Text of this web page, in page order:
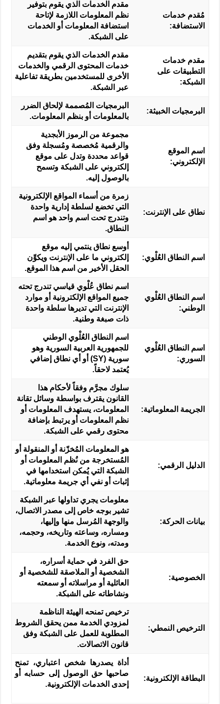
مُقدم خدمات
الاستضافة:
مقدم الخدمات الذي يقوم بتوفير
نظم المعلومات اللازمة لإتاحة
استضافة المعلومات أو الخدمات
على الشبكة.
مقدم خدمات
التطبيقات على
الشبكة:
مقدم الخدمات الذي يقوم بتقديم
خدمات المحتوى الرقمي والخدمات
الأخرى للمستخدمين بطريقة تفاعلية
عبر الشبكة.
البرمجيات الخبيثة:
البرمجيات المُصممة لإلحاق الضرر
بالمعلومات أو بنظم المعلومات.
اسم الموقع
الإلكتروني:
مجموعة من الرموز الأبجدية
والرقمية مُخصصة ومُسجلة وفق
قواعد محددة وتدل على موقع
إلكتروني على الشبكة وتسمح
بالوصول إليه.
نطاق على الإنترنت:
زمرة من أسماء المواقع الإلكترونية
التي تخضع لسلطة إدارية واحدة
وتندرج تحت اسم واحد هو اسم
النطاق.
اسم النطاق العُلْوي:
أوسع نطاق ينتمي إليه موقع
إلكتروني ما على الإنترنت ويكوِّن
الحقل الأخير من اسم هذا الموقع.
اسم النطاق العُلْوي
الوطني:
اسم نطاق عُلْوي قياسي تندرج تحته
جميع المواقع الإلكترونية أو موارد
الإنترنت التي تديرها سلطة واحدة
ذات صبغة وطنية.
اسم النطاق العُلْوي
السوري:
اسم النطاق العُلْوي الوطني
للجمهورية العربية السورية وهو
سورية (SY) أو أي نطاق إضافي
يُعتمد لاحقاً.
الجريمة المعلوماتية:
سلوك مجرَّم وفقاً لأحكام هذا
القانون يقترف بواسطة وسائل تقانة
المعلومات، يستهدف المعلومات أو
نظم المعلومات أو يرتبط بإضافة
محتوى رقمي على الشبكة.
الدليل الرقمي:
هو المعلومات المُخزّنة أو المنقولة أو
المُستخرجة من نُظم المعلومات أو
الشبكة التي يُمكن استخدامها في
إثبات أو نفي أي جريمة معلوماتية.
بيانات الحركة:
معلومات يجري تداولها عبر الشبكة
تشير بوجه خاص إلى مصدر الاتصال،
والوجهة المُرسل منها وإليها،
ومساره، وساعته وتاريخه، وحجمه،
ومدته، ونوع الخدمة.
الخصوصية:
حق الفرد في حماية أسراره،
الشخصية أو الملاصقة للشخصية أو
العائلية أو مراسلاته أو سمعته
ونشاطاته على الشبكة.
الترخيص النمطي:
ترخيص تمنحه الهيئة الناظمة
لمزودي الخدمة ممن يحقق الشروط
المطلوبة للعمل على الشبكة وفق
قانون الاتصالات.
البطاقة الإلكترونية:
أداة يصدرها شخص اعتباري، تمنح
صاحبها حق الوصول إلى حسابه أو
إحدى الخدمات الإلكترونية.